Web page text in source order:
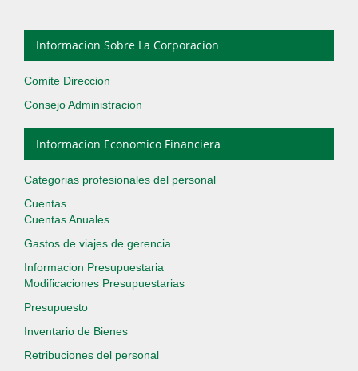
Informacion Sobre La Corporacion
Comite Direccion
Consejo Administracion
Informacion Economico Financiera
Categorias profesionales del personal
Cuentas
Cuentas Anuales
Gastos de viajes de gerencia
Informacion Presupuestaria
Modificaciones Presupuestarias
Presupuesto
Inventario de Bienes
Retribuciones del personal